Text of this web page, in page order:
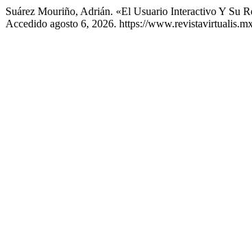
Suárez Mouriño, Adrián. «El Usuario Interactivo Y Su
Accedido agosto 6, 2026. https://